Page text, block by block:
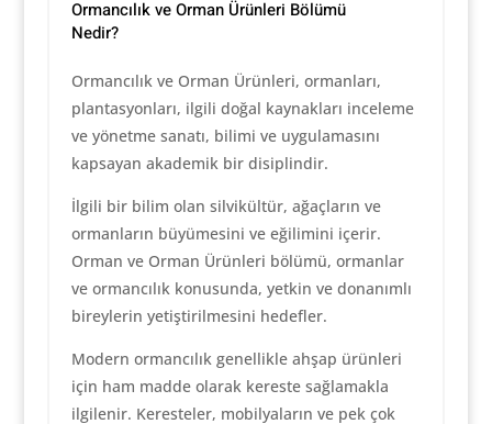
Ormancılık ve Orman Ürünleri Bölümü
Nedir?
Ormancılık ve Orman Ürünleri, ormanları,
plantasyonları, ilgili doğal kaynakları inceleme
ve yönetme sanatı, bilimi ve uygulamasını
kapsayan akademik bir disiplindir.
İlgili bir bilim olan silvikültür, ağaçların ve
ormanların büyümesini ve eğilimini içerir.
Orman ve Orman Ürünleri bölümü, ormanlar
ve ormancılık konusunda, yetkin ve donanımlı
bireylerin yetiştirilmesini hedefler.
Modern ormancılık genellikle ahşap ürünleri
için ham madde olarak kereste sağlamakla
ilgilenir. Keresteler, mobilyaların ve pek çok